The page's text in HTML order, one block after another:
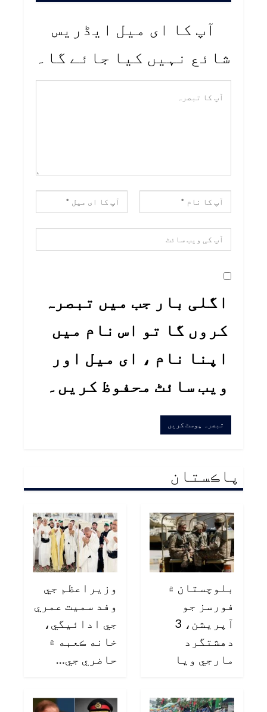
آپ کا ای میل ایڈریس
شائع نہیں کیا جائے گا۔
اگلی بار جب میں تبصرہ
کروں گا تو اس نام میں
اپنا نام ، ای میل اور
ویب سائٹ محفوظ کریں۔
پاڪستان
بلوچستان ۾
فورسز جو
آپريشن، 3
دهشتگرد
مارجي ويا
وزيراعظم جي
وفد سميت عمري
جي ادائيگي،
خانه ڪعبه ۾
حاضري جي…